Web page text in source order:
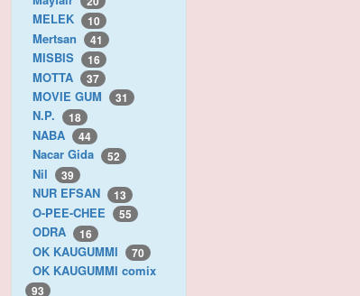
MELEK 10
Mertsan 41
MISBIS 16
MOTTA 37
MOVIE GUM 31
N.P. 18
NABA 44
Nacar Gida 52
Nil 39
NUR EFSAN 13
O-PEE-CHEE 55
ODRA 16
OK KAUGUMMI 70
OK KAUGUMMI comix
93